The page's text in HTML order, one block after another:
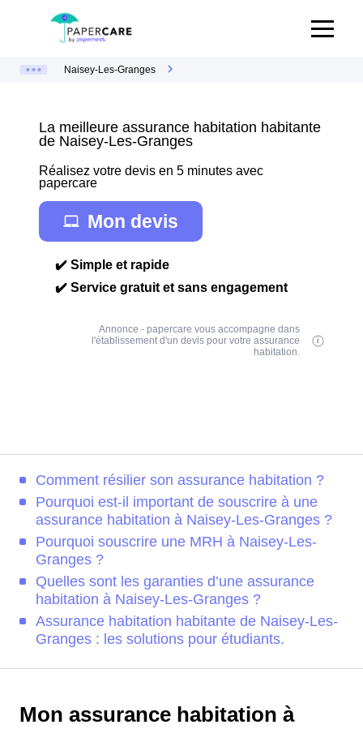
Naisey-Les-Granges
La meilleure assurance habitation habitante
de Naisey-Les-Granges
Réalisez votre devis en 5 minutes avec
papercare
Mon devis
✔️ Simple et rapide
✔️ Service gratuit et sans engagement
Annonce - papercare vous accompagne dans
l'établissement d'un devis pour votre assurance
habitation.
Comment résilier son assurance habitation ?
Pourquoi est-il important de souscrire à une
assurance habitation à Naisey-Les-Granges ?
Pourquoi souscrire une MRH à Naisey-Les-
Granges ?
Quelles sont les garanties d’une assurance
habitation à Naisey-Les-Granges ?
Assurance habitation habitante de Naisey-Les-
Granges : les solutions pour étudiants.
Mon assurance habitation à